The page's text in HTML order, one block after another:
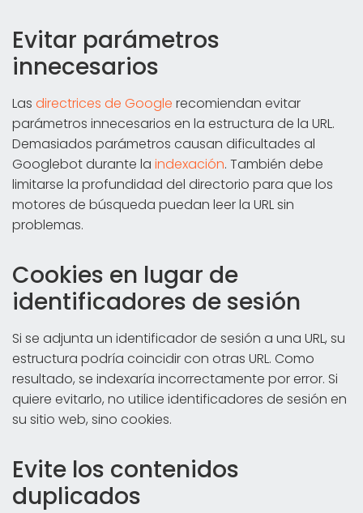
Evitar parámetros
innecesarios
Las directrices de Google recomiendan evitar
parámetros innecesarios en la estructura de la URL.
Demasiados parámetros causan dificultades al
Googlebot durante la indexación. También debe
limitarse la profundidad del directorio para que los
motores de búsqueda puedan leer la URL sin
problemas.
Cookies en lugar de
identificadores de sesión
Si se adjunta un identificador de sesión a una URL, su
estructura podría coincidir con otras URL. Como
resultado, se indexaría incorrectamente por error. Si
quiere evitarlo, no utilice identificadores de sesión en
su sitio web, sino cookies.
Evite los contenidos
duplicados